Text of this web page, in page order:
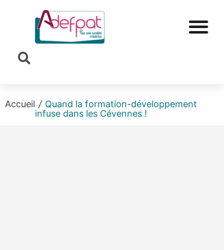
Accueil / Quand la formation-développement
infuse dans les Cévennes !